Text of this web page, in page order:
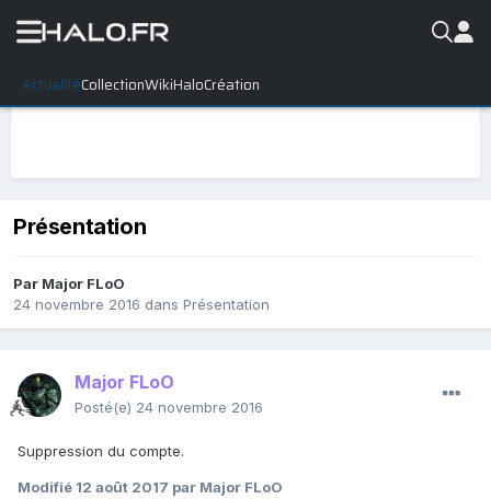
ActualitéCollectionWikiHaloCréation
Présentation
Par Major FLoO
24 novembre 2016 dans Présentation
Major FLoO
Posté(e) 24 novembre 2016
Suppression du compte.
Modifié 12 août 2017 par Major FLoO